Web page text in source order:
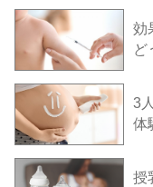
効
ど
3
体
授